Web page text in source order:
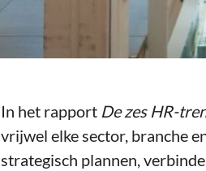
In het rapport De zes HR-
vrijwel elke sector, branche
strategisch plannen,